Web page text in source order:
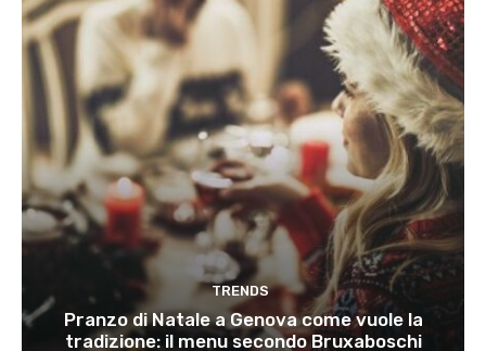
TRENDS
Pranzo di Natale a Genova come vuole la
tradizione: il menu secondo Bruxaboschi